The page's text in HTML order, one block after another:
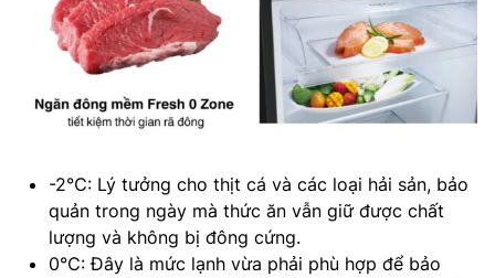
-2℃: Lý tưởng cho thịt cá và các loại hải sản, bảo
quản trong ngày mà thức ăn vẫn giữ được chất
lượng và không bị đông cứng.
0℃: Đây là mức lạnh vừa phải phù hợp để bảo